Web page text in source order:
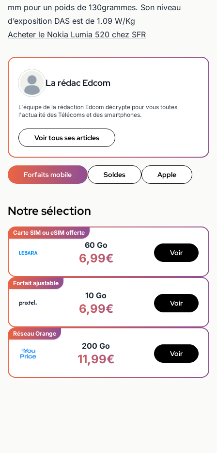
mm pour un poids de 130grammes. Son niveau
d’exposition DAS est de 1.09 W/Kg
Acheter le Nokia Lumia 520 chez SFR
La rédac Edcom
L'équipe de la rédaction Edcom décrypte pour vous toutes
l'actualité des Télécoms et des smartphones.
Voir tous ses articles
Forfaits mobile Soldes Apple
Notre sélection
Carte SIM ou eSIM offerte
60 Go
6,99€ Voir
Forfait ajustable
10 Go
6,99€ Voir
Réseau Orange
200 Go
11,99€ Voir